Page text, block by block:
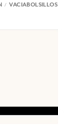
VACIABOLSILLOS